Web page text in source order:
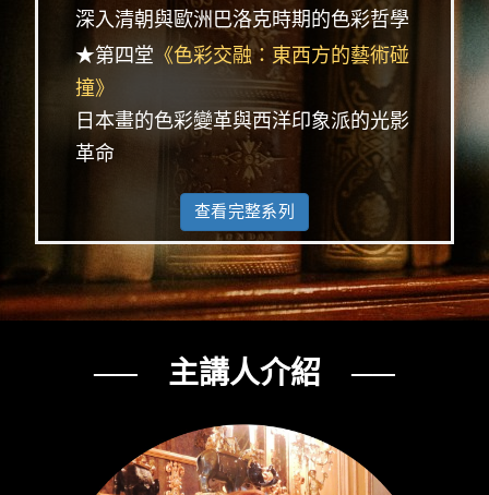
深入清朝與歐洲巴洛克時期的色彩哲學
★第四堂 《色彩交融：東西方的藝術碰
撞》
日本畫的色彩變革與西洋印象派的光影
革命
查看完整系列
── 主講人介紹 ──